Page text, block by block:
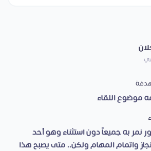
موضوع اللقاء
نمر به جميعاً دون استثناء وهو أحد
واتمام المهام ولكن.. متى يصبح هذا